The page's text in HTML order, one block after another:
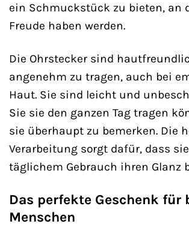
ein Schmuckstück zu bieten, an
Freude haben werden.
Die Ohrstecker sind
angenehm zu tragen, auch bei
Haut. Sie sind leicht und
Sie sie den ganzen Tag tragen
sie überhaupt zu bemerken. Die
Verarbeitung sorgt dafür, dass
täglichem Gebrauch ihren Glanz
Das perfekte Geschenk für
Menschen